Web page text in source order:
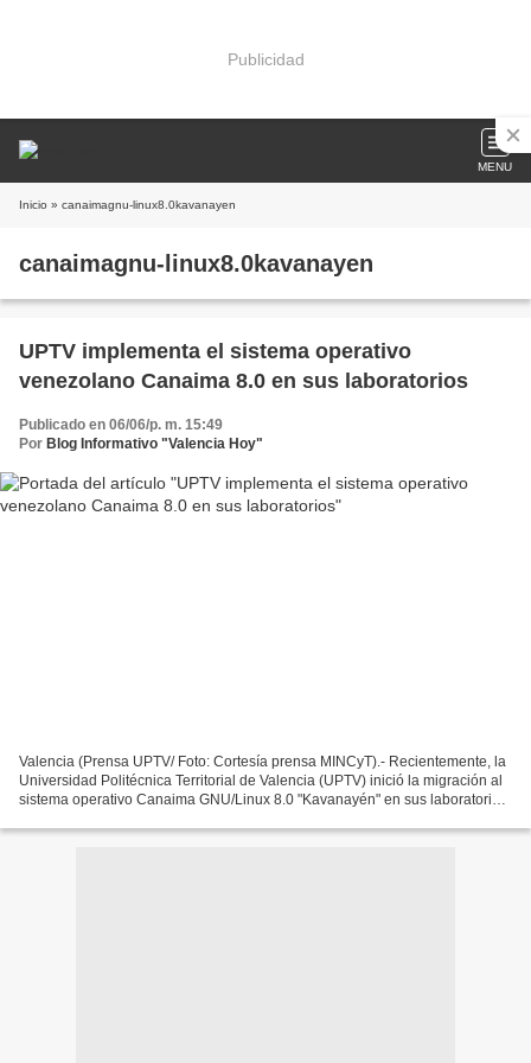
Publicidad
MENU
Inicio » canaimagnu-linux8.0kavanayen
canaimagnu-linux8.0kavanayen
UPTV implementa el sistema operativo
venezolano Canaima 8.0 en sus laboratorios
Publicado en 06/06/p. m. 15:49
Por Blog Informativo "Valencia Hoy"
Valencia (Prensa UPTV/ Foto: Cortesía prensa MINCyT).- Recientemente, la
Universidad Politécnica Territorial de Valencia (UPTV) inició la migración al
sistema operativo Canaima GNU/Linux 8.0 "Kavanayén" en sus laboratorios